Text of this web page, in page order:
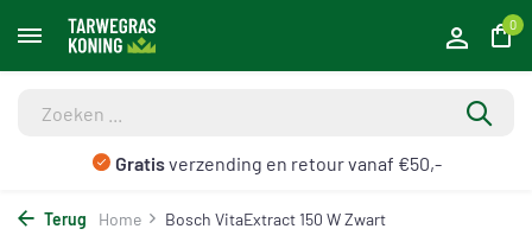
0
Gratisverzending en retour vanaf €50,-
Terug Home Bosch VitaExtract 150 W Zwart